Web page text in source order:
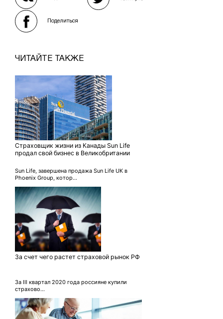
Поделиться
ЧИТАЙТЕ ТАКЖЕ
Страховщик жизни из Канады Sun Life
продал свой бизнес в Великобритании
Sun Life, завершена продажа Sun Life UK в
Phoenix Group, котор...
За счет чего растет страховой рынок РФ
За III квартал 2020 года россияне купили
страхово...